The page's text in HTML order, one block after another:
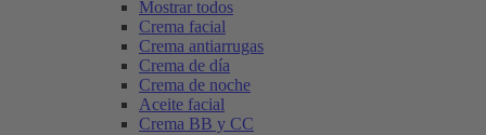
Mostrar todos
Crema facial
Crema antiarrugas
Crema de día
Crema de noche
Aceite facial
Crema BB y CC